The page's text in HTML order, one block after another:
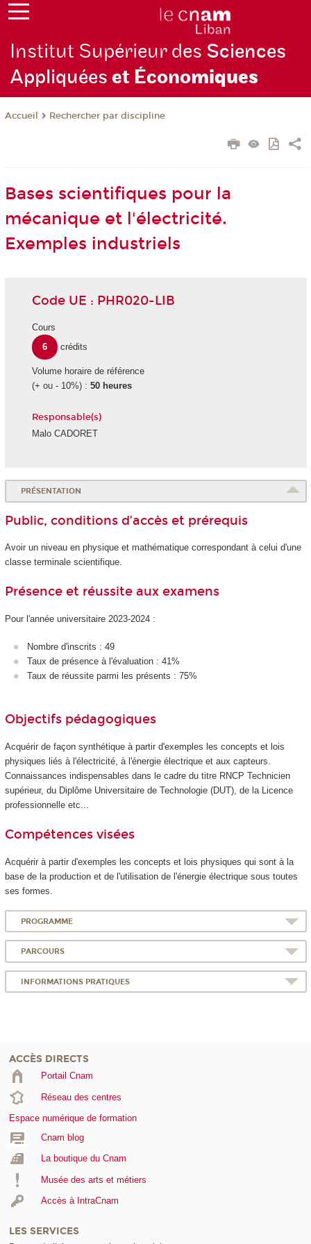
Institut Supérieur des Sciences
Appliquéeset Économiques
Accueil Rechercher par discipline
Bases scientifiques pour la
mécanique et l'électricité.
Exemples industriels
Code UE : PHR020-LIB
Cours
6
crédits
Volume horaire de référence
(+ ou - 10%) : 50 heures
Responsable(s)
Malo CADORET
PRÉSENTATION
Public, conditions d’accès et prérequis
Avoir un niveau en physique et mathématique correspondant à celui d'une
classe terminale scientifique.
Présence et réussite aux examens
Pour l'année universitaire 2023-2024 :
Nombre d'inscrits : 49
Taux de présence à l'évaluation : 41%
Taux de réussite parmi les présents : 75%
Objectifs pédagogiques
Acquérir de façon synthétique à partir d'exemples les concepts et lois
physiques liés à l'électricité, à l'énergie électrique et aux capteurs.
Connaissances indispensables dans le cadre du titre RNCP Technicien
supérieur, du Diplôme Universitaire de Technologie (DUT), de la Licence
professionnelle etc...
Compétences visées
Acquérir à partir d'exemples les concepts et lois physiques qui sont à la
base de la production et de l'utilisation de l'énergie électrique sous toutes
ses formes.
PROGRAMME
PARCOURS
INFORMATIONS PRATIQUES
ACCÈS DIRECTS
Portail Cnam
Réseau des centres
Espace numérique de formation
Cnam blog
La boutique du Cnam
Musée des arts et métiers
Accès à IntraCnam
LES SERVICES